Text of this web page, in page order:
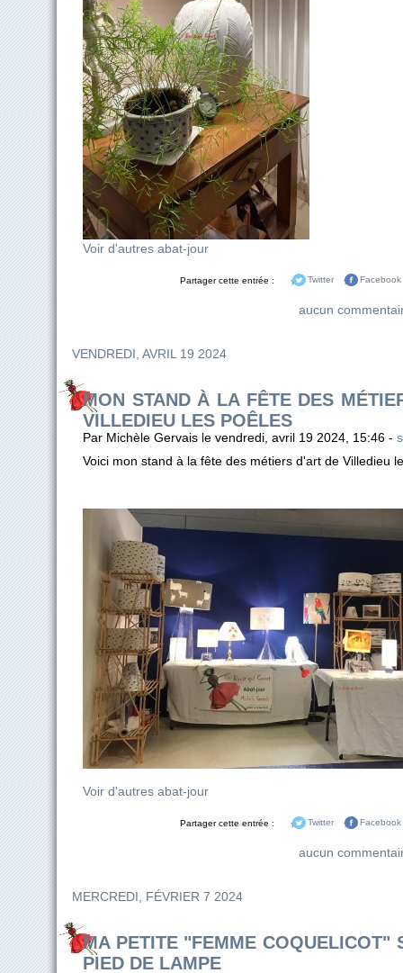
Voir d'autres abat-jour
Partager cette entrée : Twitter Facebook
aucun
VENDREDI, AVRIL 19 2024
MON STAND À LA FÊTE DES
VILLEDIEU LES POÊLES
Par Michèle Gervais le vendredi, avril 19 2024, 15:46 -
Voici mon stand à la fête des métiers d'art de Villedieu
Voir d'autres abat-jour
Partager cette entrée : Twitter Facebook
aucun
MERCREDI, FÉVRIER 7 2024
MA PETITE "FEMME COQUELICOT"
PIED DE LAMPE